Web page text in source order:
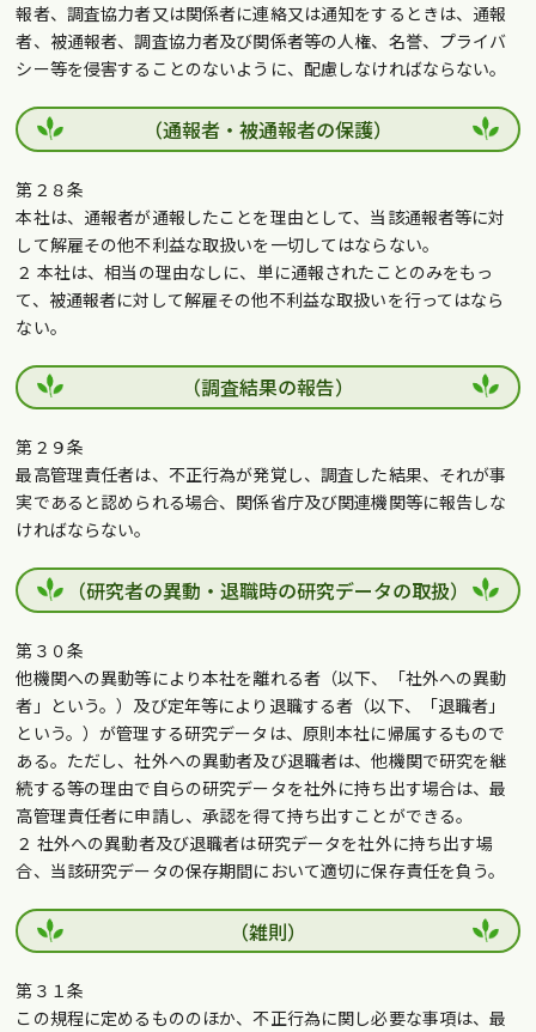
報者、調査協力者又は関係者に連絡又は通知をするときは、通報
者、被通報者、調査協力者及び関係者等の人権、名誉、プライバ
シー等を侵害することのないように、配慮しなければならない。
（通報者・被通報者の保護）
第２８条
本社は、通報者が通報したことを理由として、当該通報者等に対
して解雇その他不利益な取扱いを一切してはならない。
２ 本社は、相当の理由なしに、単に通報されたことのみをもっ
て、被通報者に対して解雇その他不利益な取扱いを行ってはなら
ない。
（調査結果の報告）
第２９条
最高管理責任者は、不正行為が発覚し、調査した結果、それが事
実であると認められる場合、関係省庁及び関連機関等に報告しな
ければならない。
（研究者の異動・退職時の研究データの取扱）
第３０条
他機関への異動等により本社を離れる者（以下、「社外への異動
者」という。）及び定年等により退職する者（以下、「退職者」
という。）が管理する研究データは、原則本社に帰属するもので
ある。ただし、社外への異動者及び退職者は、他機関で研究を継
続する等の理由で自らの研究データを社外に持ち出す場合は、最
高管理責任者に申請し、承認を得て持ち出すことができる。
２ 社外への異動者及び退職者は研究データを社外に持ち出す場
合、当該研究データの保存期間において適切に保存責任を負う。
（雑則）
第３１条
この規程に定めるもののほか、不正行為に関し必要な事項は、最